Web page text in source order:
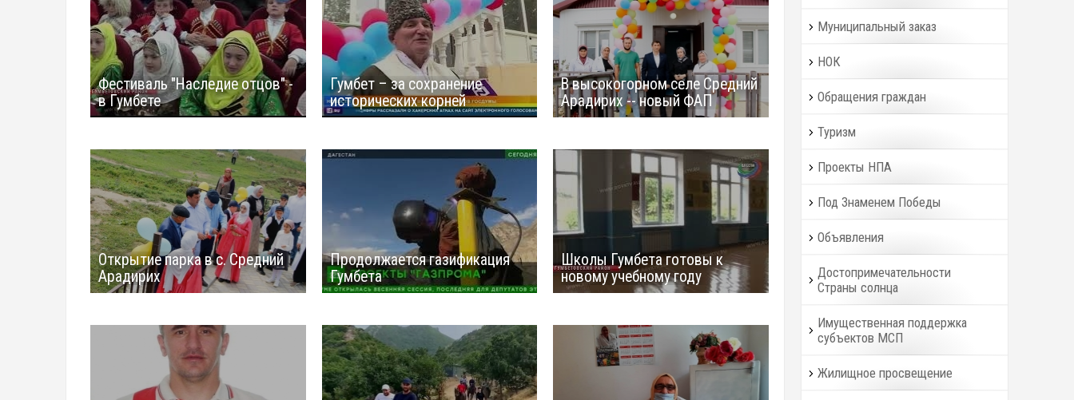
Муниципальный заказ
НОК
Обращения граждан
Туризм
Проекты НПА
Под Знаменем Победы
Объявления
Достопримечательности
Страны солнца
Имущественная поддержка
субъектов МСП
Жилищное просвещение
Фестиваль "Наследие отцов" -
в Гумбете
Гумбет – за сохранение
исторических корней
В высокогорном селе Средний
Арадирих -- новый ФАП
Открытие парка в с. Средний
Арадирих
Продолжается газификация
Гумбета
Школы Гумбета готовы к
новому учебному году